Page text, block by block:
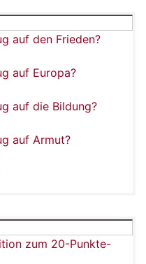
auf den Frieden?
auf Europa?
auf die Bildung?
auf Armut?
zum 20-Punkte-